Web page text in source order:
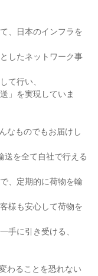
、日本のインフラを
したネットワーク事
て行い、
」を実現していま
なものでもお届けし
送を全て自社で行える
、定期的に荷物を輸
様も安心して荷物を
手に引き受ける、
わることを恐れない